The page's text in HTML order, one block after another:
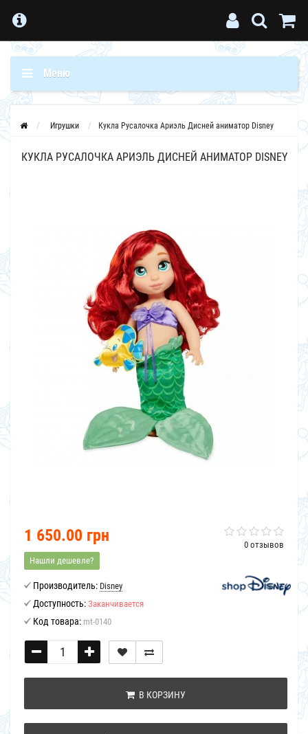
Меню
Игрушки Кукла Русалочка Ариэль Дисней аниматор Disney
КУКЛА РУСАЛОЧКА АРИЭЛЬ ДИСНЕЙ АНИМАТОР DISNEY
0 отзывов
1 650.00 грн
Нашли дешевле?
Производитель: Disney
Доступность: Заканчивается
Код товара: mt-0140
В КОРЗИНУ